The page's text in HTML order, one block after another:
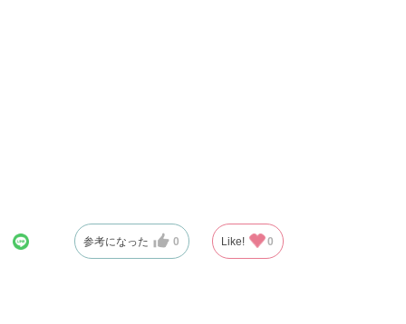
参考になった 0 Like! 0